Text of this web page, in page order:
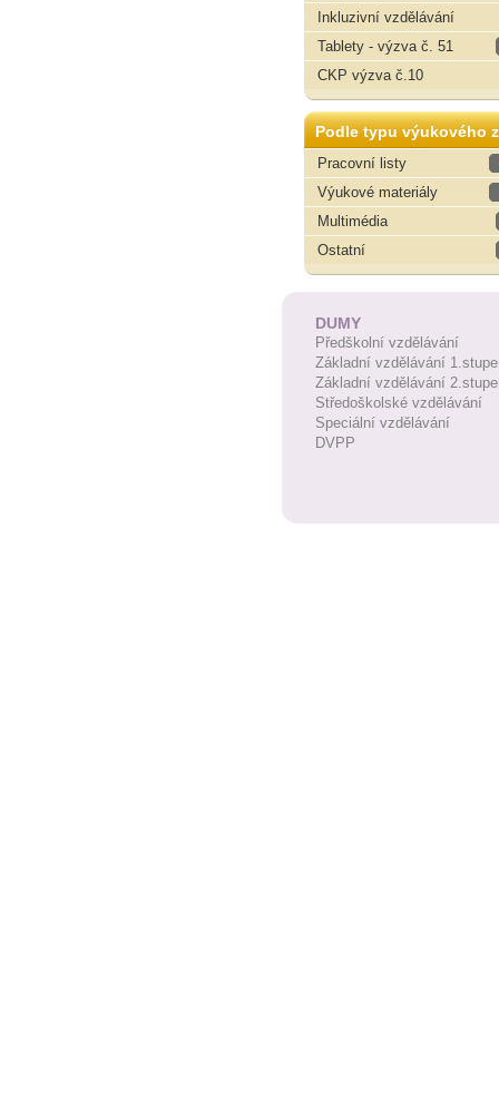
Inkluzivní vzdělávání
Tablety - výzva č. 51
CKP výzva č.10
Podle typu výukového
Pracovní listy
Výukové materiály
Multimédia
Ostatní
DUMY
Předškolní vzdělávání
Základní vzdělávání
Základní vzdělávání
Středoškolské vzdělávání
Speciální vzdělávání
DVPP